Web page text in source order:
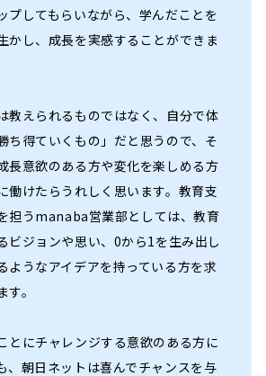
プしてもらいながら、学んだことを
かし、成長を実感することができま
教えられるものではなく、自分で体
ち得ていくもの」だと思うので、そ
長意欲のある方や変化を楽しめる方
働けたらうれしく思います。教育支
担うmanaba営業部としては、教育
ビジョンや思い、0から1を生み出し
ようなアイデアを持っている方を求
す。
とにチャレンジする意欲のある方に
、朝日ネットは喜んでチャンスを与